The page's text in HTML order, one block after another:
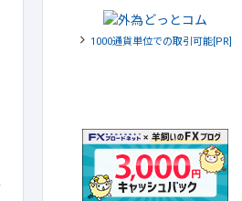
1000通貨単位での取引可能[PR]